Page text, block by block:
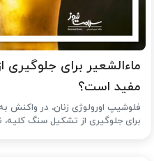
ماءالشعیر برای
مفید است؟
فلوشیپ اورولوژی زنان، در واکنش
برای جلوگیری از تشکیل سنگ کلیه،